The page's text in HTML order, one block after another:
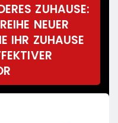
ZUHAUSE:
NEUER
IHR ZUHAUSE